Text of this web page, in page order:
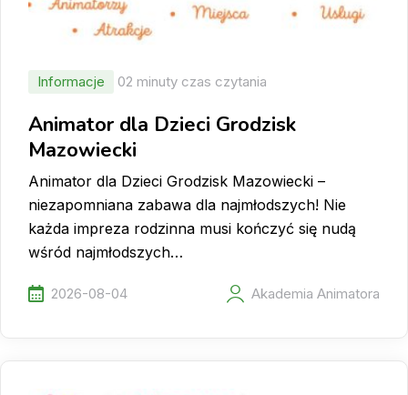
Informacje 02 minuty czas czytania
Animator dla Dzieci Grodzisk
Mazowiecki
Animator dla Dzieci Grodzisk Mazowiecki –
niezapomniana zabawa dla najmłodszych! Nie
każda impreza rodzinna musi kończyć się nudą
wśród najmłodszych…
2026-08-04 Akademia Animatora